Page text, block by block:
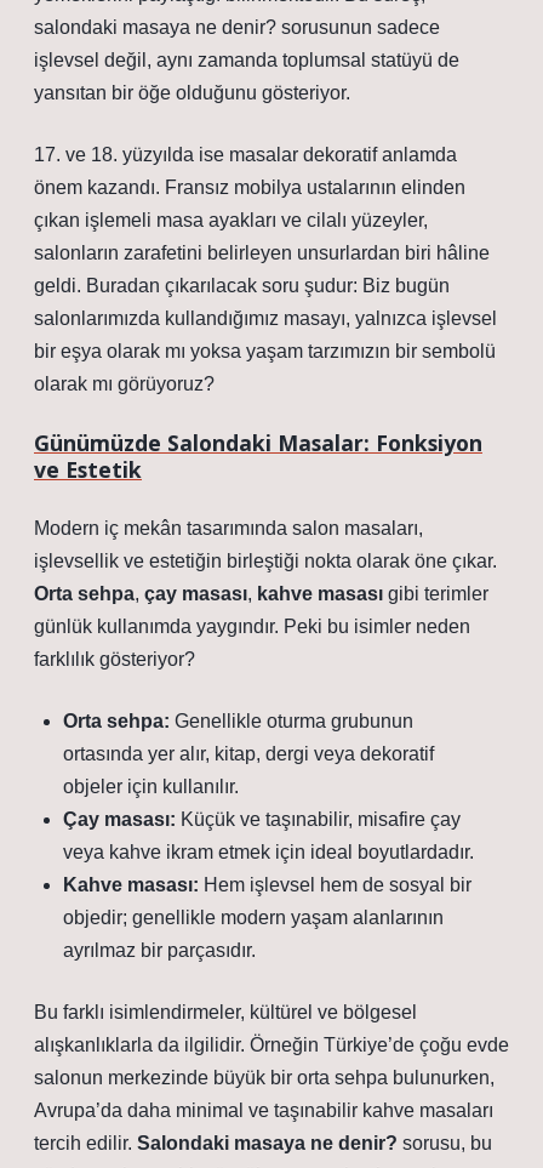
salondaki masaya ne denir? sorusunun sadece
işlevsel değil, aynı zamanda toplumsal statüyü de
yansıtan bir öğe olduğunu gösteriyor.
17. ve 18. yüzyılda ise masalar dekoratif anlamda
önem kazandı. Fransız mobilya ustalarının elinden
çıkan işlemeli masa ayakları ve cilalı yüzeyler,
salonların zarafetini belirleyen unsurlardan biri hâline
geldi. Buradan çıkarılacak soru şudur: Biz bugün
salonlarımızda kullandığımız masayı, yalnızca işlevsel
bir eşya olarak mı yoksa yaşam tarzımızın bir sembolü
olarak mı görüyoruz?
Günümüzde Salondaki Masalar: Fonksiyon
ve Estetik
Modern iç mekân tasarımında salon masaları,
işlevsellik ve estetiğin birleştiği nokta olarak öne çıkar.
Orta sehpa, çay masası, kahve masası gibi terimler
günlük kullanımda yaygındır. Peki bu isimler neden
farklılık gösteriyor?
Orta sehpa: Genellikle oturma grubunun
ortasında yer alır, kitap, dergi veya dekoratif
objeler için kullanılır.
Çay masası: Küçük ve taşınabilir, misafire çay
veya kahve ikram etmek için ideal boyutlardadır.
Kahve masası: Hem işlevsel hem de sosyal bir
objedir; genellikle modern yaşam alanlarının
ayrılmaz bir parçasıdır.
Bu farklı isimlendirmeler, kültürel ve bölgesel
alışkanlıklarla da ilgilidir. Örneğin Türkiye’de çoğu evde
salonun merkezinde büyük bir orta sehpa bulunurken,
Avrupa’da daha minimal ve taşınabilir kahve masaları
tercih edilir. Salondaki masaya ne denir? sorusu, bu